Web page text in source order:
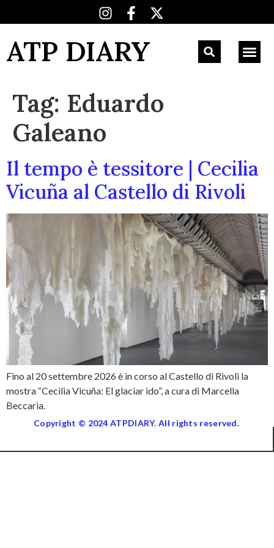
ATP DIARY
Tag: Eduardo
Galeano
Il tempo è tessitore | Cecilia
Vicuña al Castello di Rivoli
Fino al 20 settembre 2026 è in corso al Castello di Rivoli la
mostra “Cecilia Vicuña: El glaciar ido”, a cura di Marcella
Beccaria.
Copyright © 2024 ATPDIARY. All rights reserved.